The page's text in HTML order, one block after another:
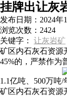
挂牌出让灰
发布日期： 2024年
浏览次数： 2424
关键字： 让灰岩矿
矿区内石灰石资源
45%的，严禁作为
1.1亿吨、500万吨
矿区内石灰石资源